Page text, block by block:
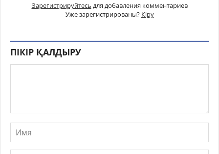
Зарегистрируйтесь для добавления комментариев
Уже зарегистрированы? Кіру
ПІКІР ҚАЛДЫРУ